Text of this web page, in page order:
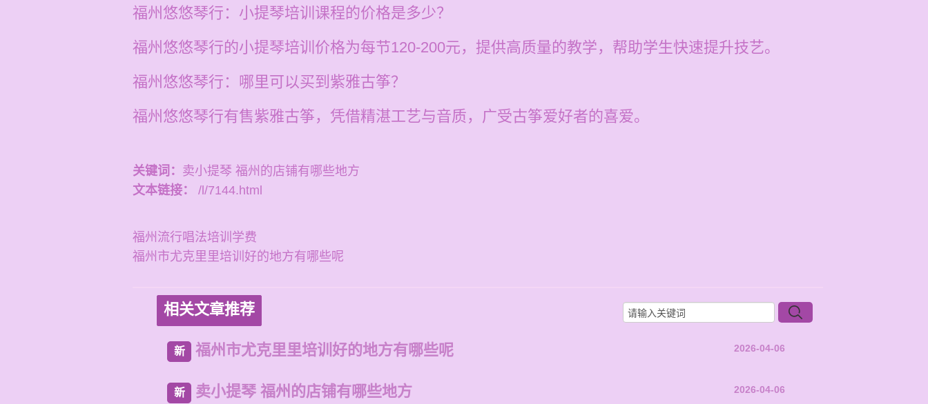
福州悠悠琴行：小提琴培训课程的价格是多少？
福州悠悠琴行的小提琴培训价格为每节120-200元，提供高质量的教学，帮助学生快速提升技艺。
福州悠悠琴行：哪里可以买到紫雅古筝？
福州悠悠琴行有售紫雅古筝，凭借精湛工艺与音质，广受古筝爱好者的喜爱。
关键词： 卖小提琴 福州的店铺有哪些地方
文本链接：
/l/7144.html
福州流行唱法培训学费
福州市尤克里里培训好的地方有哪些呢
相关文章推荐
新 福州市尤克里里培训好的地方有哪些呢 2026-04-06
新 卖小提琴 福州的店铺有哪些地方 2026-04-06